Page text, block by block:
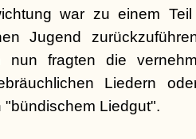
war zu einem
Jugend
fragten die
Liedern
"bündischem Liedgut".